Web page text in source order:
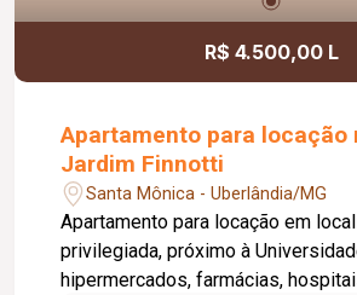
R$ 4.500,00 L
Apartamento para locação
Jardim Finnotti
Santa Mônica - Uberlândia/MG
Apartamento para locação em
privilegiada, próximo à
hipermercados, farmácias,